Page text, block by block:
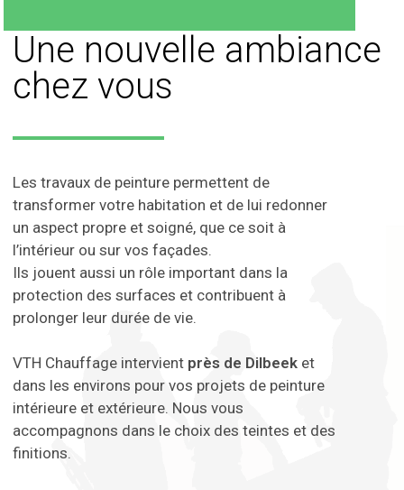
Une nouvelle ambiance
chez vous
Les travaux de peinture permettent de
transformer votre habitation et de lui redonner
un aspect propre et soigné, que ce soit à
l’intérieur ou sur vos façades.
Ils jouent aussi un rôle important dans la
protection des surfaces et contribuent à
prolonger leur durée de vie.
VTH Chauffage intervient près de Dilbeek et
dans les environs pour vos projets de peinture
intérieure et extérieure. Nous vous
accompagnons dans le choix des teintes et des
finitions.